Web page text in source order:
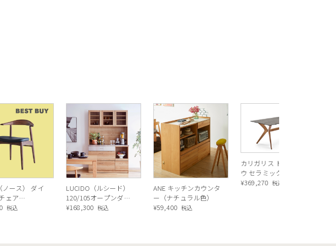
ース） ダイ
ェア
ォールナッ
税込
LUCIDO（ルシード）
120/105オープンダイ
ニングボード ナチュ
¥168,300 税込
ANE キッチンカウンタ
ー（ナチュラル色）
¥59,400 税込
カリガリス トウキョ
ウ セラミック ダイニ
ングテーブル ／
¥369,270 税込